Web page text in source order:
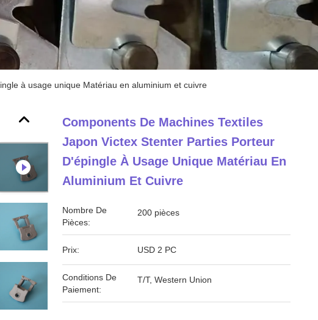
à usage unique Matériau en aluminium et cuivre
Components De Machines Textiles
Japon Victex Stenter Parties Porteur
D'épingle À Usage Unique Matériau En
Aluminium Et Cuivre
Nombre De
Pièces:
200 pièces
Prix: USD 2 PC
Conditions De
Paiement:
T/T, Western Union